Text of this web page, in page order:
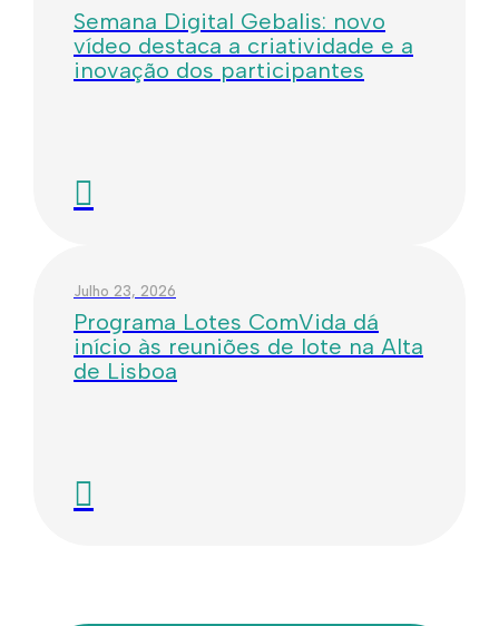
Semana Digital Gebalis: novo
vídeo destaca a criatividade e a
inovação dos participantes
Julho 23, 2026
Programa Lotes ComVida dá
início às reuniões de lote na Alta
de Lisboa